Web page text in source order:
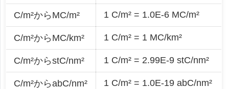
C/m²からMC/m² 1 C/m² = 1.0E-6 MC/m²
C/m²からMC/km² 1 C/m² = 1 MC/km²
C/m²からstC/nm² 1 C/m² = 2.99E-9 stC/nm²
C/m²からabC/nm² 1 C/m² = 1.0E-19 abC/nm²